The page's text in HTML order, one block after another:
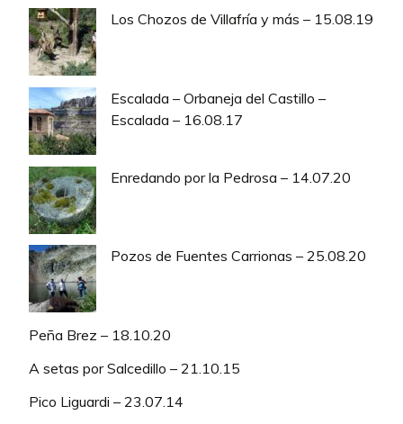
Los Chozos de Villafría y más – 15.08.19
Escalada – Orbaneja del Castillo –
Escalada – 16.08.17
Enredando por la Pedrosa – 14.07.20
Pozos de Fuentes Carrionas – 25.08.20
Peña Brez – 18.10.20
A setas por Salcedillo – 21.10.15
Pico Liguardi – 23.07.14